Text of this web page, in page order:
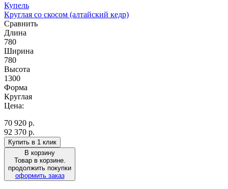
Купель
Круглая со скосом (алтайский кедр)
Сравнить
Длина
780
Ширина
780
Высота
1300
Форма
Круглая
Цена:
70 920 р.
92 370 р.
Купить в 1 клик
В корзину
Товар в корзине.
продолжить покупки
оформить заказ